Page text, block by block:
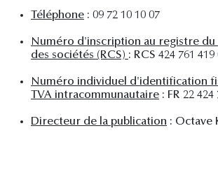
Téléphone : 09 72 10 10 07
Numéro d'inscription au registre
des sociétés (RCS) : RCS 424 761 419
Numéro individuel d'identification
TVA intracommunautaire : FR 22 424
Directeur de la publication : Octave